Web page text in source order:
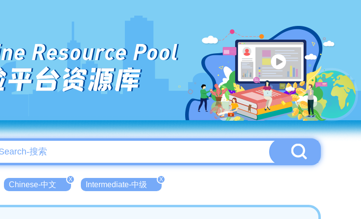
Resource Pool
台资源库
Chinese-中文
X
Intermediate-中级
X